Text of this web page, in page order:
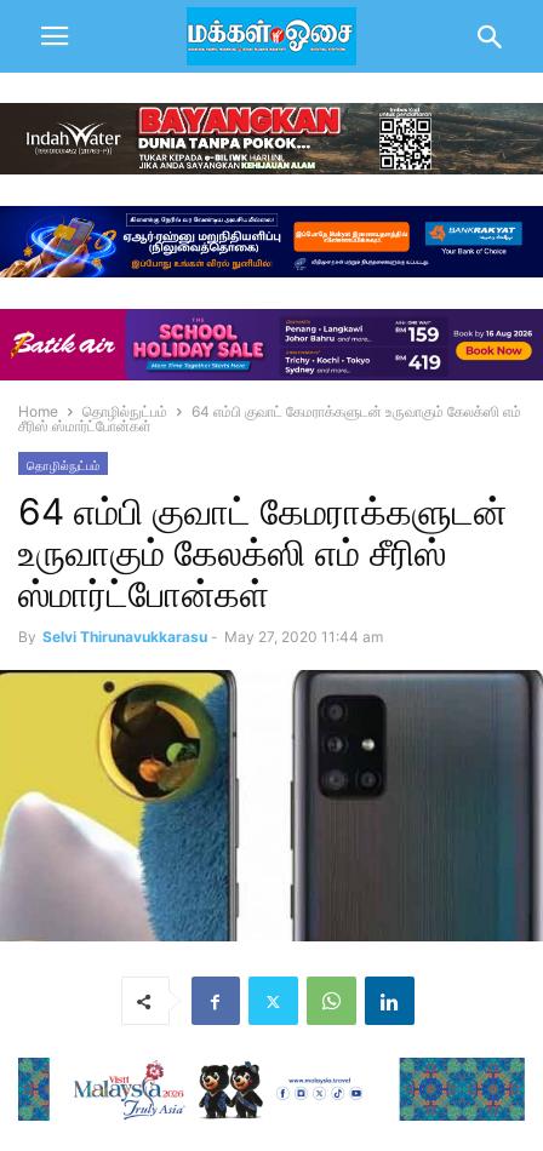
Home தொழில்நுட்பம்
64 எம்பி குவாட் கேமராக்களுடன் உருவாகும் கேலக்ஸி எம்
சீரிஸ் ஸ்மார்ட்போன்கள்
தொழில்நுட்பம்
64 எம்பி குவாட் கேமராக்களுடன்
உருவாகும் கேலக்ஸி எம் சீரிஸ்
ஸ்மார்ட்போன்கள்
By Selvi Thirunavukkarasu - May 27, 2020 11:44 am